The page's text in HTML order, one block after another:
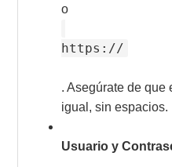
o
https://
. Asegúrate de que
igual, sin espacios.
Usuario y